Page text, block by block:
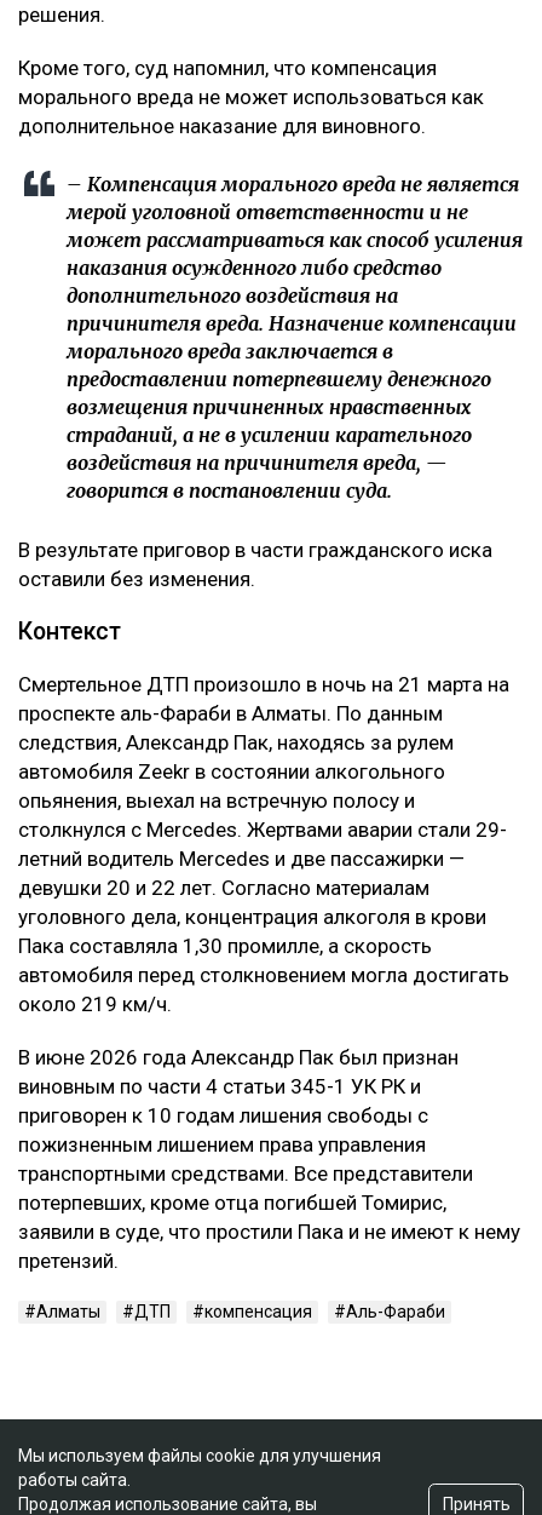
решения.
Кроме того, суд напомнил, что компенсация
морального вреда не может использоваться как
дополнительное наказание для виновного.
– Компенсация морального вреда не является
мерой уголовной ответственности и не
может рассматриваться как способ усиления
наказания осужденного либо средство
дополнительного воздействия на
причинителя вреда. Назначение компенсации
морального вреда заключается в
предоставлении потерпевшему денежного
возмещения причиненных нравственных
страданий, а не в усилении карательного
воздействия на причинителя вреда, —
говорится в постановлении суда.
В результате приговор в части гражданского иска
оставили без изменения.
Контекст
Смертельное ДТП произошло в ночь на 21 марта на
проспекте аль-Фараби в Алматы. По данным
следствия, Александр Пак, находясь за рулем
автомобиля Zeekr в состоянии алкогольного
опьянения, выехал на встречную полосу и
столкнулся с Mercedes. Жертвами аварии стали 29-
летний водитель Mercedes и две пассажирки —
девушки 20 и 22 лет. Согласно материалам
уголовного дела, концентрация алкоголя в крови
Пака составляла 1,30 промилле, а скорость
автомобиля перед столкновением могла достигать
около 219 км/ч.
В июне 2026 года Александр Пак был признан
виновным по части 4 статьи 345-1 УК РК и
приговорен к 10 годам лишения свободы с
пожизненным лишением права управления
транспортными средствами. Все представители
потерпевших, кроме отца погибшей Томирис,
заявили в суде, что простили Пака и не имеют к нему
претензий.
Алматы ДТП компенсация Аль-Фараби
Мы используем файлы cookie для улучшения
работы сайта.
Продолжая использование сайта, вы
Принять